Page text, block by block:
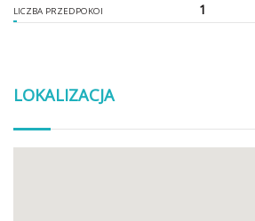
LICZBA PRZEDPOKOI 1
LOKALIZACJA